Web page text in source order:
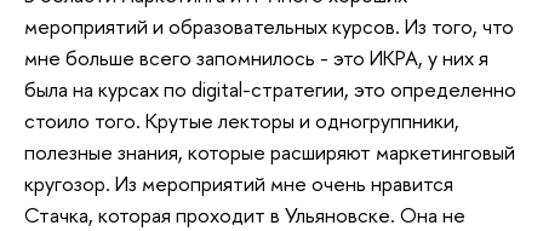
мероприятий и образовательных курсов. Из того, что
мне больше всего запомнилось - это ИКРА, у них я
была на курсах по digital-стратегии, это определенно
стоило того. Крутые лекторы и одногруппники,
полезные знания, которые расширяют маркетинговый
кругозор. Из мероприятий мне очень нравится
Стачка, которая проходит в Ульяновске. Она не